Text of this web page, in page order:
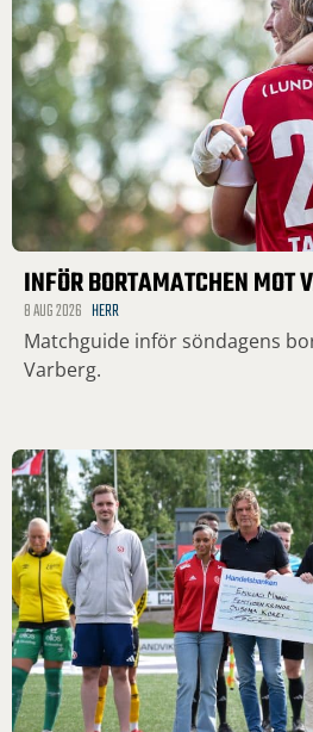
INFÖR BORTAMATCHEN MOT
8 AUG 2026 HERR
Matchguide inför söndagens
Varberg.